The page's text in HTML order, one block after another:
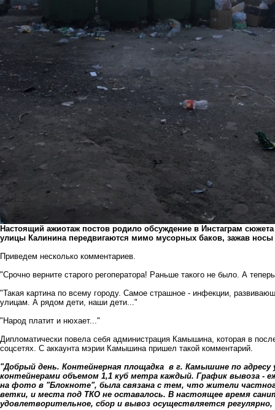
Настоящий ажиотаж постов родило обсуждение в Инстаграм
улицы Калинина передвигаются мимо мусорных баков, зажав носы
Приведем несколько комментариев.
"Срочно верните старого регоператора! Раньше такого не было. А
"Такая картина по всему городу. Самое страшное - инфекции,
улицам. А рядом дети, наши дети..."
"Народ платит и нюхает..."
Дипломатически повела себя администрация Камышина, которая в
соцсетях. С аккаунта мэрии Камышина пришел такой комментарий.
"Добрый день. Контейнерная площадка в г. Камышине по адресу
контейнерами объемом 1,1 куб метра каждый. График вывоза -
на фото в "Блокноте", была связана с тем, что жители
ветки, и места под ТКО не оставалось. В настоящее время
удовлетворительное, сбор и вывоз осуществляется